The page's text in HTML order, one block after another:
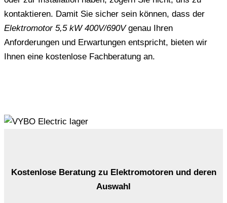
kontaktieren. Damit Sie sicher sein können, dass der
Elektromotor 5,5 kW 400V/690Vgenau Ihren
Anforderungen und Erwartungen entspricht, bieten wir
Ihnen eine kostenlose Fachberatung an.
Kostenlose Beratung zu Elektromotoren und deren
Auswahl